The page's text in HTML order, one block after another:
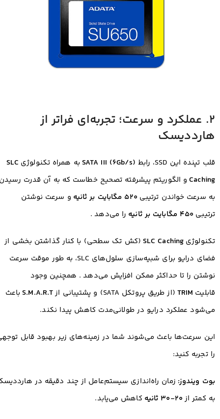
۲. عملکرد و سرعت؛ تجربه‌ای فراتر از
هارددیسک
قلب تپنده این SSD، رابط SATA III (6Gb/s) به همراه تکنولوژی SLC
Cachingو الگوریتم پیشرفته تصحیح خطاست که به آن قدرت
به سرعت خواندن ترتیبی ۵۲۰ مگابایت بر ثانیه
و سرعت نوشتن
ترتیبی ۴۵۰ مگابایت بر ثانیه را می‌دهد .
تکنولوژی SLC Caching (کش تک سطحی) با کنار گذاشتن بخشی از
فضای درایو برای شبیه‌سازی سلول‌های SLC، به طور موقت سرعت
نوشتن را تا حداکثر ممکن افزایش می‌دهد . همچنین وجود
قابلیت TRIM (از طریق پروتکل SATA) و پشتیبانی از S.M.A.R.Tباعث
می‌شود عملکرد درایو در طولانی‌مدت کاهش پیدا نکند.
این سرعت‌ها باعث می‌شوند شما در زمینه‌های زیر بهبود قابل
را تجربه کنید:
بوت ویندوز: زمان راه‌اندازی سیستم‌عامل از چند دقیقه در
به کمتر از۲۰-۳۰ ثانیه کاهش می‌یابد.